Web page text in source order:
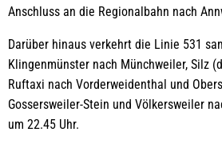
Anschluss an die Regionalbahn nach
Darüber hinaus verkehrt die Linie 531
Klingenmünster nach Münchweiler, Silz
Ruftaxi nach Vorderweidenthal und
Gossersweiler-Stein und Völkersweiler
um 22.45 Uhr.